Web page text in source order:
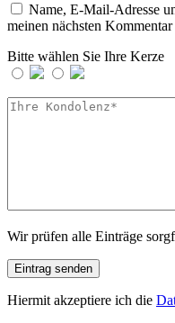
Name, E-Mail-Adresse
meinen nächsten Kommentar
Bitte wählen Sie Ihre Kerze
Wir prüfen alle Einträge
Hiermit akzeptiere ich die